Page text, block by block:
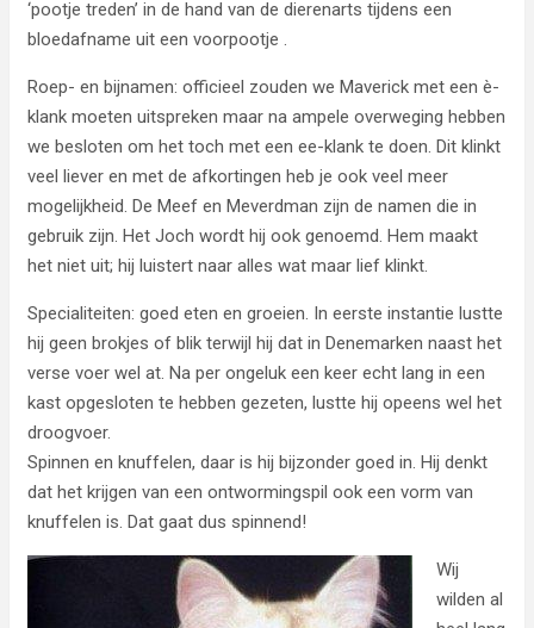
‘pootje treden’ in de hand van de dierenarts tijdens een
bloedafname uit een voorpootje .
Roep- en bijnamen: officieel zouden we Maverick met een è-
klank moeten uitspreken maar na ampele overweging hebben
we besloten om het toch met een ee-klank te doen. Dit klinkt
veel liever en met de afkortingen heb je ook veel meer
mogelijkheid. De Meef en Meverdman zijn de namen die in
gebruik zijn. Het Joch wordt hij ook genoemd. Hem maakt
het niet uit; hij luistert naar alles wat maar lief klinkt.
Specialiteiten: goed eten en groeien. In eerste instantie lustte
hij geen brokjes of blik terwijl hij dat in Denemarken naast het
verse voer wel at. Na per ongeluk een keer echt lang in een
kast opgesloten te hebben gezeten, lustte hij opeens wel het
droogvoer.
Spinnen en knuffelen, daar is hij bijzonder goed in. Hij denkt
dat het krijgen van een ontwormingspil ook een vorm van
knuffelen is. Dat gaat dus spinnend!
Wij
wilden al